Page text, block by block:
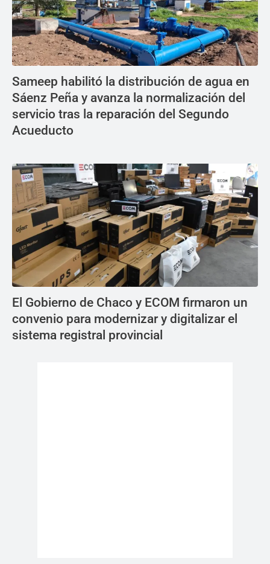
Sameep habilitó la distribución de agua en
Sáenz Peña y avanza la normalización del
servicio tras la reparación del Segundo
Acueducto
El Gobierno de Chaco y ECOM firmaron un
convenio para modernizar y digitalizar el
sistema registral provincial